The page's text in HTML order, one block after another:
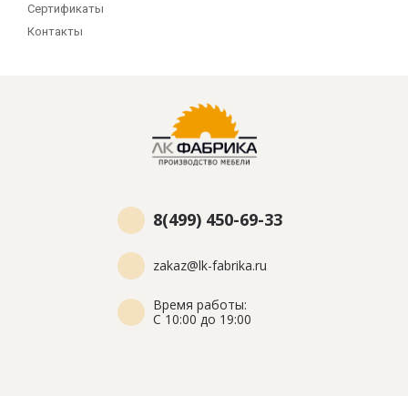
Сертификаты
Контакты
8(499) 450-69-33
zakaz@lk-fabrika.ru
Время работы:
С 10:00 до 19:00